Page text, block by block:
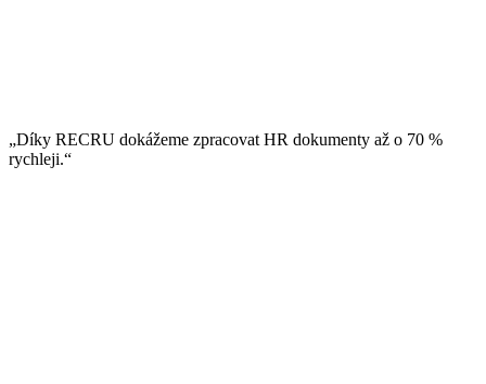
„Díky RECRU dokážeme zpracovat HR dokumenty až o 70 %
rychleji.“